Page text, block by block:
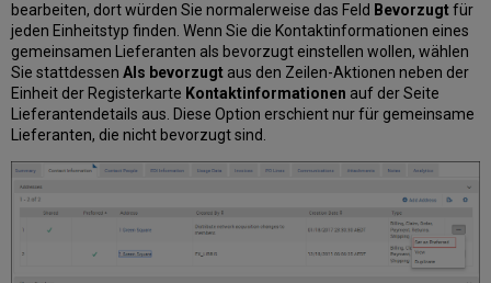
bearbeiten, dort würden Sie normalerweise das Feld Bevorzugtfür
jeden Einheitstyp finden. Wenn Sie die Kontaktinformationen eines
gemeinsamen Lieferanten als bevorzugt einstellen wollen, wählen
Sie stattdessenAls bevorzugt aus den Zeilen-Aktionen neben der
Einheit der Registerkarte Kontaktinformationen auf der Seite
Lieferantendetails aus. Diese Option erschient nur für gemeinsame
Lieferanten, die nicht bevorzugt sind.